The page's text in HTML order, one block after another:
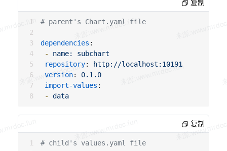
复制
# parent's Chart.yaml file
dependencies :
-
name: subchart
repository:
http://localhost:10191
version:
0.1.0
import-values :
-
data
复制
# child's values.yaml file